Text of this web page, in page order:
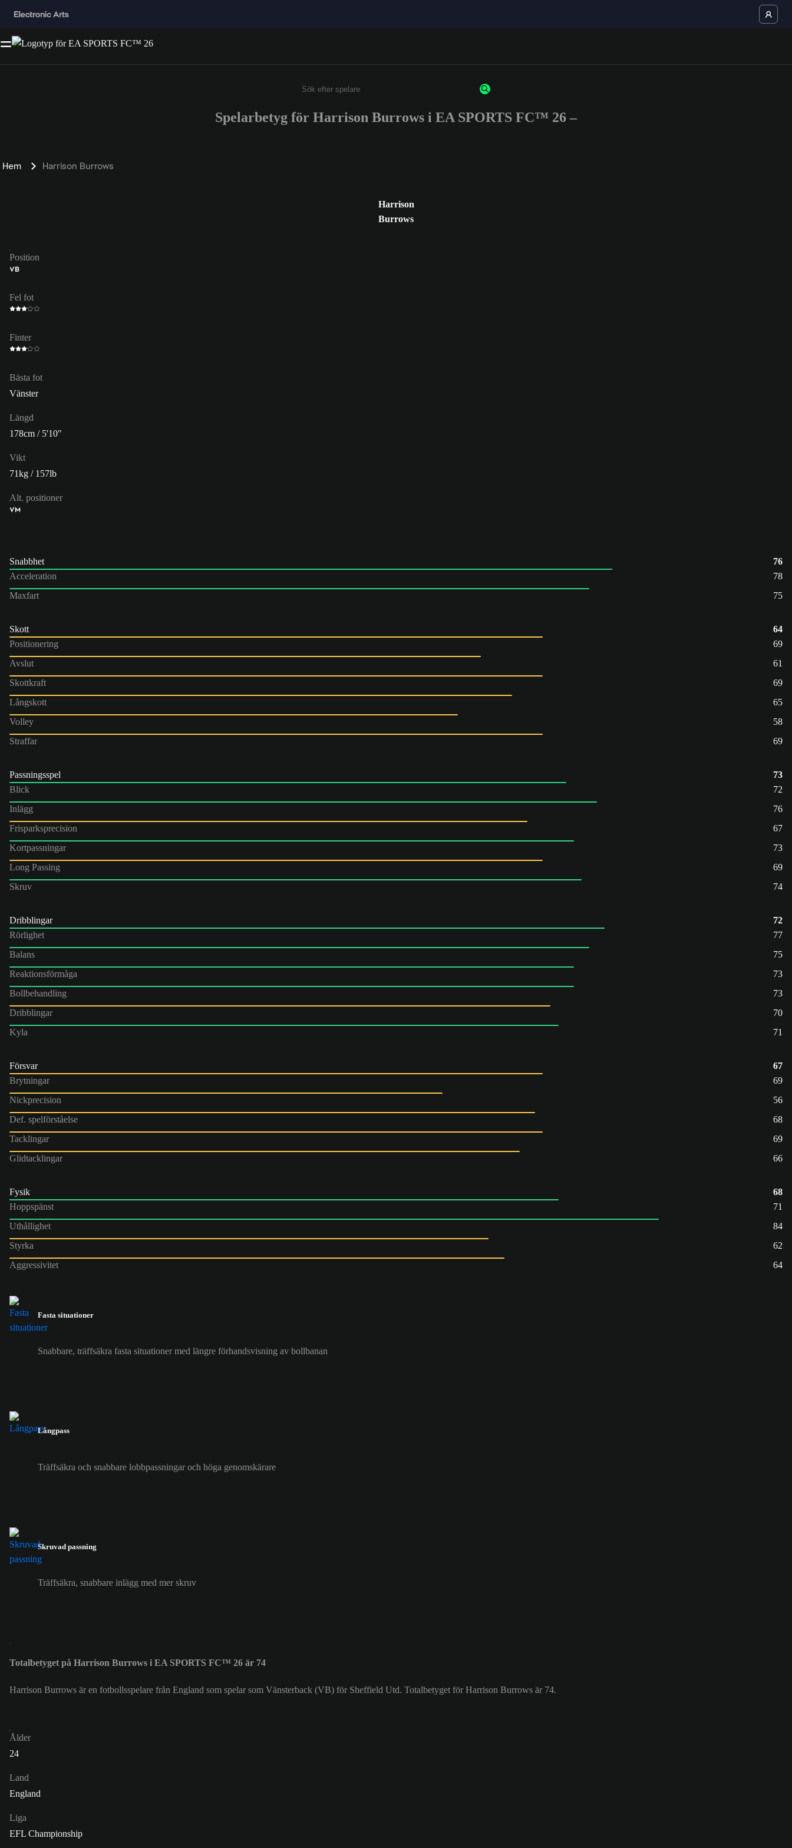
Ange minst 3 tecken eller siffror
Spelarbetyg för Harrison Burrows i EA SPORTS FC™ 26 –
Hem Harrison Burrows
Harrison
Burrows
Position
VB
Fel fot
Finter
Bästa fot
Vänster
Längd
178cm / 5'10"
Vikt
71kg / 157lb
Alt. positioner
VM
Snabbhet
76
Acceleration
78
Maxfart
75
Skott
64
Positionering
69
Avslut
61
Skottkraft
69
Långskott
65
Volley
58
Straffar
69
Passningsspel
73
Blick
72
Inlägg
76
Frisparksprecision
67
Kortpassningar
73
Long Passing
69
Skruv
74
Dribblingar
72
Rörlighet
77
Balans
75
Reaktionsförmåga
73
Bollbehandling
73
Dribblingar
70
Kyla
71
Försvar
67
Brytningar
69
Nickprecision
56
Def. spelförståelse
68
Tacklingar
69
Glidtacklingar
66
Fysik
68
Hoppspänst
71
Uthållighet
84
Styrka
62
Aggressivitet
64
Fasta situationer
Snabbare, träffsäkra fasta situationer med längre förhandsvisning av bollbanan
Långpass
Träffsäkra och snabbare lobbpassningar och höga genomskärare
Skruvad passning
Träffsäkra, snabbare inlägg med mer skruv
Totalbetyget på Harrison Burrows i EA SPORTS FC™ 26 är 74
Harrison Burrows är en fotbollsspelare från England som spelar som Vänsterback (VB) för Sheffield Utd. Totalbetyget för Harrison Burrows är 74.
Ålder
24
Land
England
Liga
EFL Championship